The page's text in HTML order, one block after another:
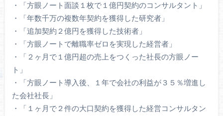
・「方眼ノート面談１枚で１億円契約のコンサルタント」
・「年数千万の複数年契約を獲得した研究者」
・「追加契約２億円を獲得した技術者」
・「方眼ノートで離職率ゼロを実現した経営者」
・「２ヶ月で１億円超の売上をつくった社長の方眼ノー
ト」
・「方眼ノート導入後、１年で会社の利益が３５％増進し
た会社社長」
・「１ヶ月で２件の大口契約を獲得した経営コンサルタン